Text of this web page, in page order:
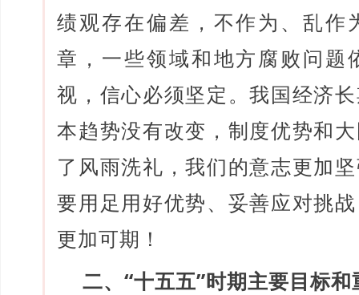
绩观存在偏差，不作为、乱作
章，一些领域和地方腐败问题
视，信心必须坚定。我国经济
本趋势没有改变，制度优势和
了风雨洗礼，我们的意志更加
要用足用好优势、妥善应对挑
更加可期！
二、“十五五”时期主要目标